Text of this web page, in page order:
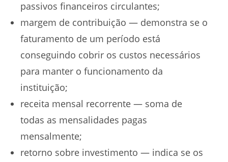
passivos financeiros circulantes;
margem de contribuição — demonstra se o
faturamento de um período está
conseguindo cobrir os custos necessários
para manter o funcionamento da
instituição;
receita mensal recorrente — soma de
todas as mensalidades pagas
mensalmente;
retorno sobre investimento — indica se os